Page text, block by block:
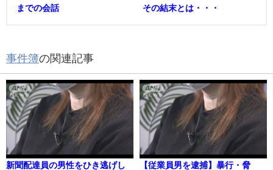
までの会話 その結末とは・・・
事件簿の関連記事
新聞配達員の男性をひき逃げし
【従業員男を逮捕】暴行・脅